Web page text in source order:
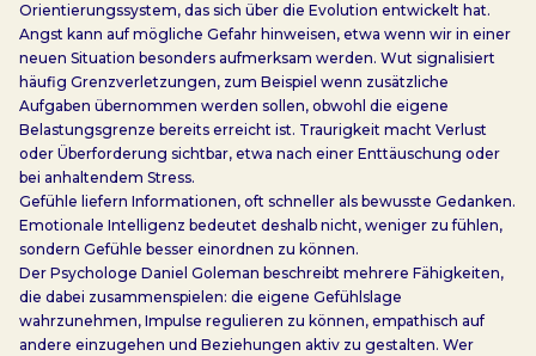
Orientierungssystem, das sich über die Evolution entwickelt hat.
Angst kann auf mögliche Gefahr hinweisen, etwa wenn wir in einer
neuen Situation besonders aufmerksam werden. Wut signalisiert
häufig Grenzverletzungen, zum Beispiel wenn zusätzliche
Aufgaben übernommen werden sollen, obwohl die eigene
Belastungsgrenze bereits erreicht ist. Traurigkeit macht Verlust
oder Überforderung sichtbar, etwa nach einer Enttäuschung oder
bei anhaltendem Stress.
Gefühle liefern Informationen, oft schneller als bewusste Gedanken.
Emotionale Intelligenz bedeutet deshalb nicht, weniger zu fühlen,
sondern Gefühle besser einordnen zu können.
Der Psychologe Daniel Goleman beschreibt mehrere Fähigkeiten,
die dabei zusammenspielen: die eigene Gefühlslage
wahrzunehmen, Impulse regulieren zu können, empathisch auf
andere einzugehen und Beziehungen aktiv zu gestalten. Wer